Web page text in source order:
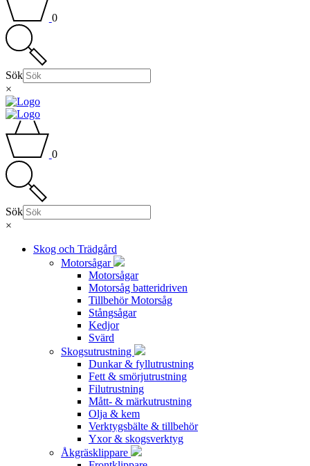
0
Sök
×
0
Sök
×
Skog och Trädgård
Motorsågar
Motorsågar
Motorsåg batteridriven
Tillbehör Motorsåg
Stångsågar
Kedjor
Svärd
Skogsutrustning
Dunkar & fyllutrustning
Fett & smörjutrustning
Filutrustning
Mått- & märkutrustning
Olja & kem
Verktygsbälte & tillbehör
Yxor & skogsverktyg
Åkgräsklippare